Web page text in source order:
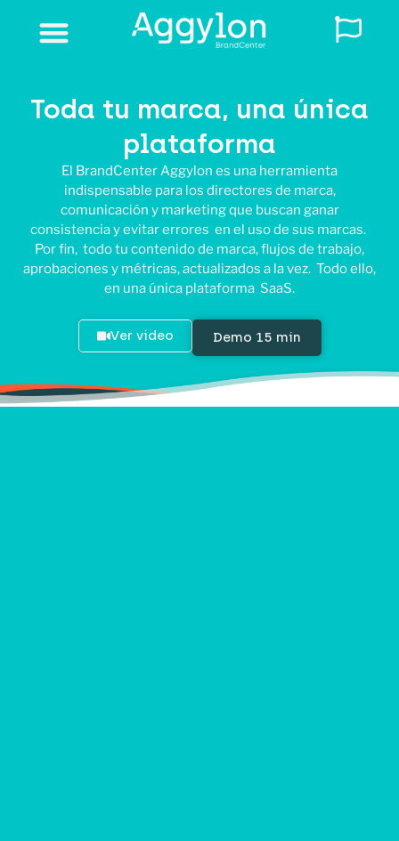
Toda tu marca, una única
plataforma
El BrandCenter Aggylon es una herramienta
indispensable para los directores de marca,
comunicación y marketing que buscan ganar
consistencia y evitar errores en el uso de sus marcas.
Por fin, todo tu contenido de marca, flujos de trabajo,
aprobaciones y métricas, actualizados a la vez. Todo ello,
en una única plataforma SaaS.
Ver video Demo 15 min